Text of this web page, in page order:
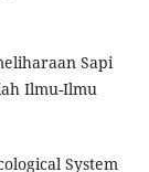
Sapi
Ilmu-Ilmu
System